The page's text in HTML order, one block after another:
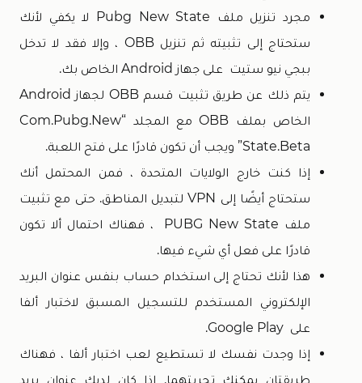
مجرد تنزيل ملف Pubg New State لا يكفي لأنك
ستحتاج إلى تثبيته ثم تنزيل OBB ، وإلا فقد لا تدخل
ببجي نيو ستيت على جهاز Android الخاص بك.
يتم ذلك عن طريق تثبيت قسم OBB لجهاز Android
الخاص بملف OBB مع المجلد “com.pubg.new
State.beta” ويجب أن تكون قادرًا على فتح اللعبة.
إذا كنت خارج الولايات المتحدة ، فمن المحتمل أنك
ستحتاج أيضًا إلى VPN لتبديل المناطق. حتى مع تثبيت
ملف PUBG New State ، فهناك احتمال ألا تكون
قادرًا على فعل أي شيء فيها.
هذا لأنك تحتاج إلى استخدام حساب بنفس عنوان البريد
الإلكتروني المستخدم للتسجيل المسبق لاختبار ألفا
على Google Play.
إذا وجدت نفسك لا تستطيع لعب اختبار ألفا ، فهناك
طريقتان يمكنك تجربتهما. إذا كان لديك عنوان بريد